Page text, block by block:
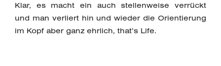
Klar, es macht ein auch stellenweise verrückt
und man verliert hin und wieder die Orientierung
im Kopf aber ganz ehrlich, that’s Life.